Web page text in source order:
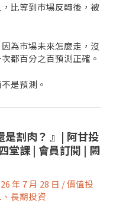
比等到市場反轉後，被
為市場未來怎麼走，沒
都百分之百預測正確。
是預測。
是割肉？ 』| 阿甘投
堂課 | 會員訂閱 | 闕
年 7 月 28 日 /價值投
、 長期投資